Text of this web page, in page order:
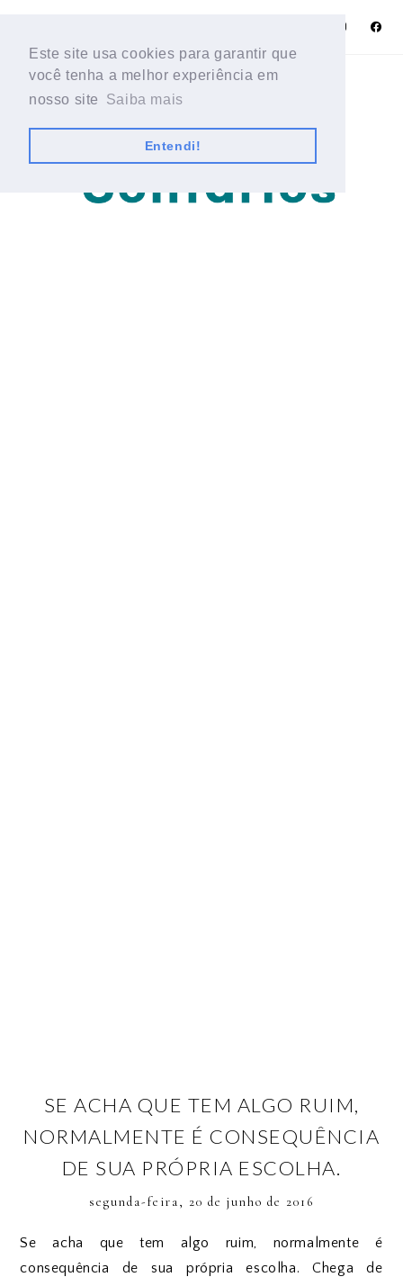
Este site usa cookies para garantir que
você tenha a melhor experiência em
nosso site
Saiba mais
Entendi!
Este site usa cookies para garantir que
você tenha a melhor experiência em
nosso site
Saiba mais
Entendi!
SE ACHA QUE TEM ALGO RUIM,
NORMALMENTE É CONSEQUÊNCIA
DE SUA PRÓPRIA ESCOLHA.
segunda-feira, 20 de junho de 2016
Se acha que tem algo ruim, normalmente é
consequência de sua própria escolha. Chega de